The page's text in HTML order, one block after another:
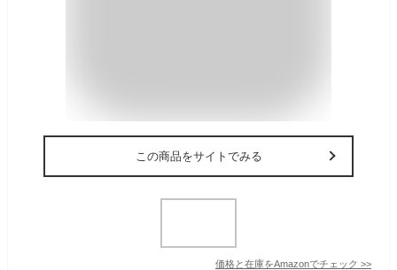
この商品をサイトでみる
価格と在庫をAmazonでチェック >>